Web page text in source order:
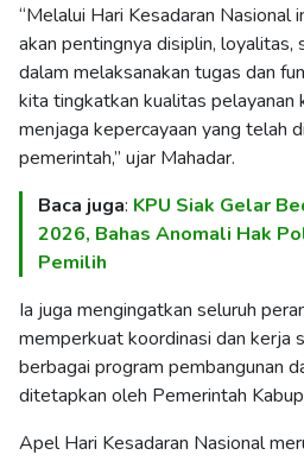
“Melalui Hari Kesadaran Nasional
akan pentingnya disiplin,
dalam melaksanakan tugas dan
kita tingkatkan kualitas pelayanan
menjaga kepercayaan yang telah
pemerintah,” ujar Mahadar.
Baca juga: KPU Siak Gelar
2026, Bahas Anomali Hak
Pemilih
Ia juga mengingatkan seluruh
memperkuat koordinasi dan kerja
berbagai program pembangunan
ditetapkan oleh Pemerintah
Apel Hari Kesadaran Nasional